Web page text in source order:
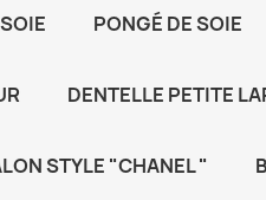
PONGÉ DE SOIE
DENTELLE PETITE
STYLE "CHANEL "